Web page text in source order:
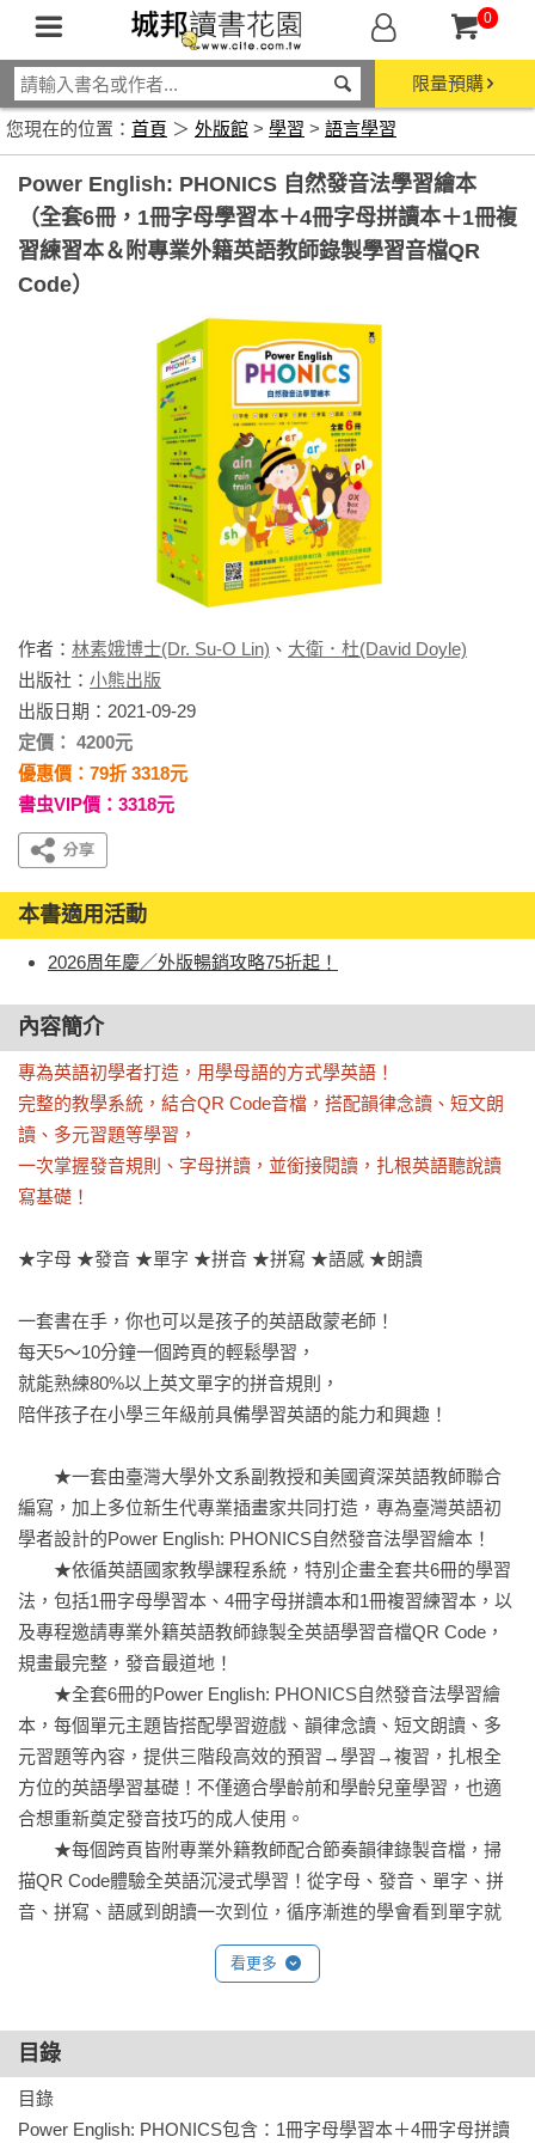
0
限量預購
您現在的位置： 首頁 ＞ 外版館 > 學習 > 語言學習
Power English: PHONICS 自然發音法學習繪本
（全套6冊，1冊字母學習本＋4冊字母拼讀本＋1冊複
習練習本＆附專業外籍英語教師錄製學習音檔QR
Code）
作者： 林素娥博士(Dr. Su-O Lin) 、 大衛．杜(David Doyle)
出版社： 小熊出版
出版日期：2021-09-29
定價： 4200元
優惠價：79折 3318元
書虫VIP價：3318元
本書適用活動
2026周年慶／外版暢銷攻略75折起！
內容簡介
專為英語初學者打造，用學母語的方式學英語！
完整的教學系統，結合QR Code音檔，搭配韻律念讀、短文朗
讀、多元習題等學習，
一次掌握發音規則、字母拼讀，並銜接閱讀，扎根英語聽說讀
寫基礎！
★字母 ★發音 ★單字 ★拼音 ★拼寫 ★語感 ★朗讀
一套書在手，你也可以是孩子的英語啟蒙老師！
每天5～10分鐘一個跨頁的輕鬆學習，
就能熟練80%以上英文單字的拼音規則，
陪伴孩子在小學三年級前具備學習英語的能力和興趣！
★一套由臺灣大學外文系副教授和美國資深英語教師聯合
編寫，加上多位新生代專業插畫家共同打造，專為臺灣英語初
學者設計的Power English: PHONICS自然發音法學習繪本！
★依循英語國家教學課程系統，特別企畫全套共6冊的學習
法，包括1冊字母學習本、4冊字母拼讀本和1冊複習練習本，以
及專程邀請專業外籍英語教師錄製全英語學習音檔QR Code，
規畫最完整，發音最道地！
★全套6冊的Power English: PHONICS自然發音法學習繪
本，每個單元主題皆搭配學習遊戲、韻律念讀、短文朗讀、多
元習題等內容，提供三階段高效的預習→學習→複習，扎根全
方位的英語學習基礎！不僅適合學齡前和學齡兒童學習，也適
合想重新奠定發音技巧的成人使用。
★每個跨頁皆附專業外籍教師配合節奏韻律錄製音檔，掃
描QR Code體驗全英語沉浸式學習！從字母、發音、單字、拼
音、拼寫、語感到朗讀一次到位，循序漸進的學會看到單字就
能拼音，聽到單字就會拼寫，自然而然培養英語口說語感和閱
讀力，不論是英語教學、親子共學，還是自主學習零門檻，簡
★每冊皆提供下載至電腦活用學習的封包檔，只要掃描書
名頁的QR Code，就能下載的檔案有：可在電腦連續播放學習
的「全書學習音檔」、中文翻譯、習題解答，以及便於進行拼
字練習的彩色字母卡和拼讀卡。
看更多
目錄
目錄
Power English: PHONICS包含：1冊字母學習本＋4冊字母拼讀